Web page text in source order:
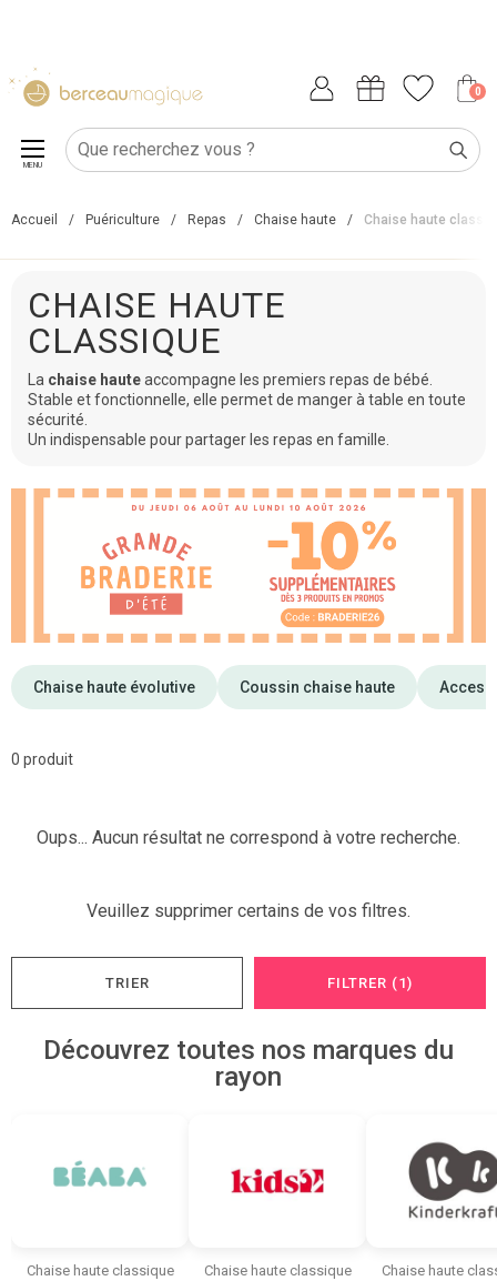
0
MENU
Accueil / Puériculture / Repas / Chaise haute / Chaise haute
CHAISE HAUTE
CLASSIQUE
La chaise hauteaccompagne les premiers repas de bébé.
Stable et fonctionnelle, elle permet de manger à table en toute
sécurité.
Un indispensable pour partager les repas en famille.
Chaise haute évolutive Coussin chaise haute
0 produit
Oups... Aucun résultat ne correspond à votre recherche.
Veuillez supprimer certains de vos filtres.
TRIER FILTRER (1)
Découvrez toutes nos marques du
rayon
Chaise haute classique Chaise haute classique Chaise haute